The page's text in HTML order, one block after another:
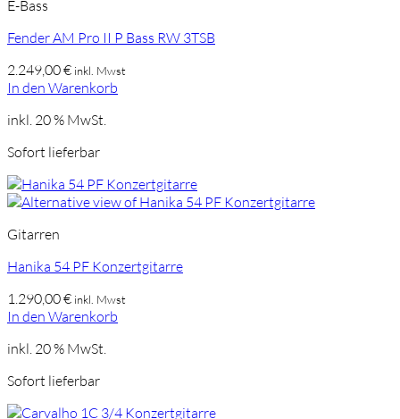
E-Bass
Fender AM Pro II P Bass RW 3TSB
2.249,00€ inkl. Mwst
In den Warenkorb
inkl. 20 % MwSt.
Sofort lieferbar
Gitarren
Hanika 54 PF Konzertgitarre
1.290,00€ inkl. Mwst
In den Warenkorb
inkl. 20 % MwSt.
Sofort lieferbar